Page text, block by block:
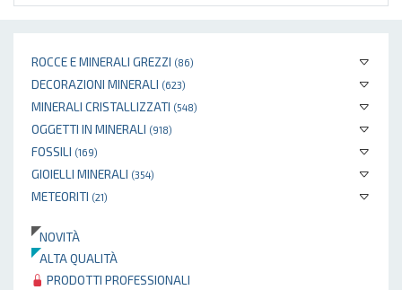
ROCCE E MINERALI GREZZI (86)
DECORAZIONI MINERALI (623)
MINERALI CRISTALLIZZATI (548)
OGGETTI IN MINERALI (918)
FOSSILI (169)
GIOIELLI MINERALI (354)
METEORITI (21)
NOVITÀ
ALTA QUALITÀ
PRODOTTI PROFESSIONALI